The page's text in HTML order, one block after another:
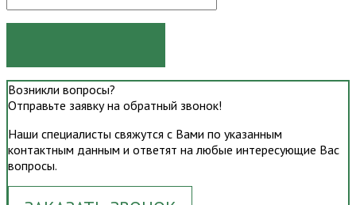
Возникли вопросы?
Отправьте заявку на обратный звонок!
Наши специалисты свяжутся с Вами по указанным
контактным данным и ответят на любые интересующие Вас
вопросы.